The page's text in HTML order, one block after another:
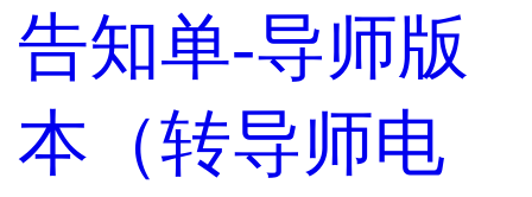
告知单-导师版
本（转导师电